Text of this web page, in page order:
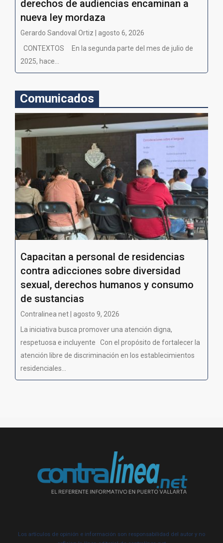
derechos de audiencias encaminan a
nueva ley mordaza
Gerardo Sandoval Ortiz | agosto 6, 2026
CONTEXTOS En la segunda parte del mes de julio de
2025, hace...
Comunicados
Capacitan a personal de residencias
contra adicciones sobre diversidad
sexual, derechos humanos y consumo
de sustancias
Contralinea net | agosto 9, 2026
La iniciativa busca promover una atención digna,
respetuosa e incluyente Con el propósito de fortalecer la
atención libre de discriminación en los establecimientos
residenciales...
Los artículos de opinión e información son responsabilidad del autor y no